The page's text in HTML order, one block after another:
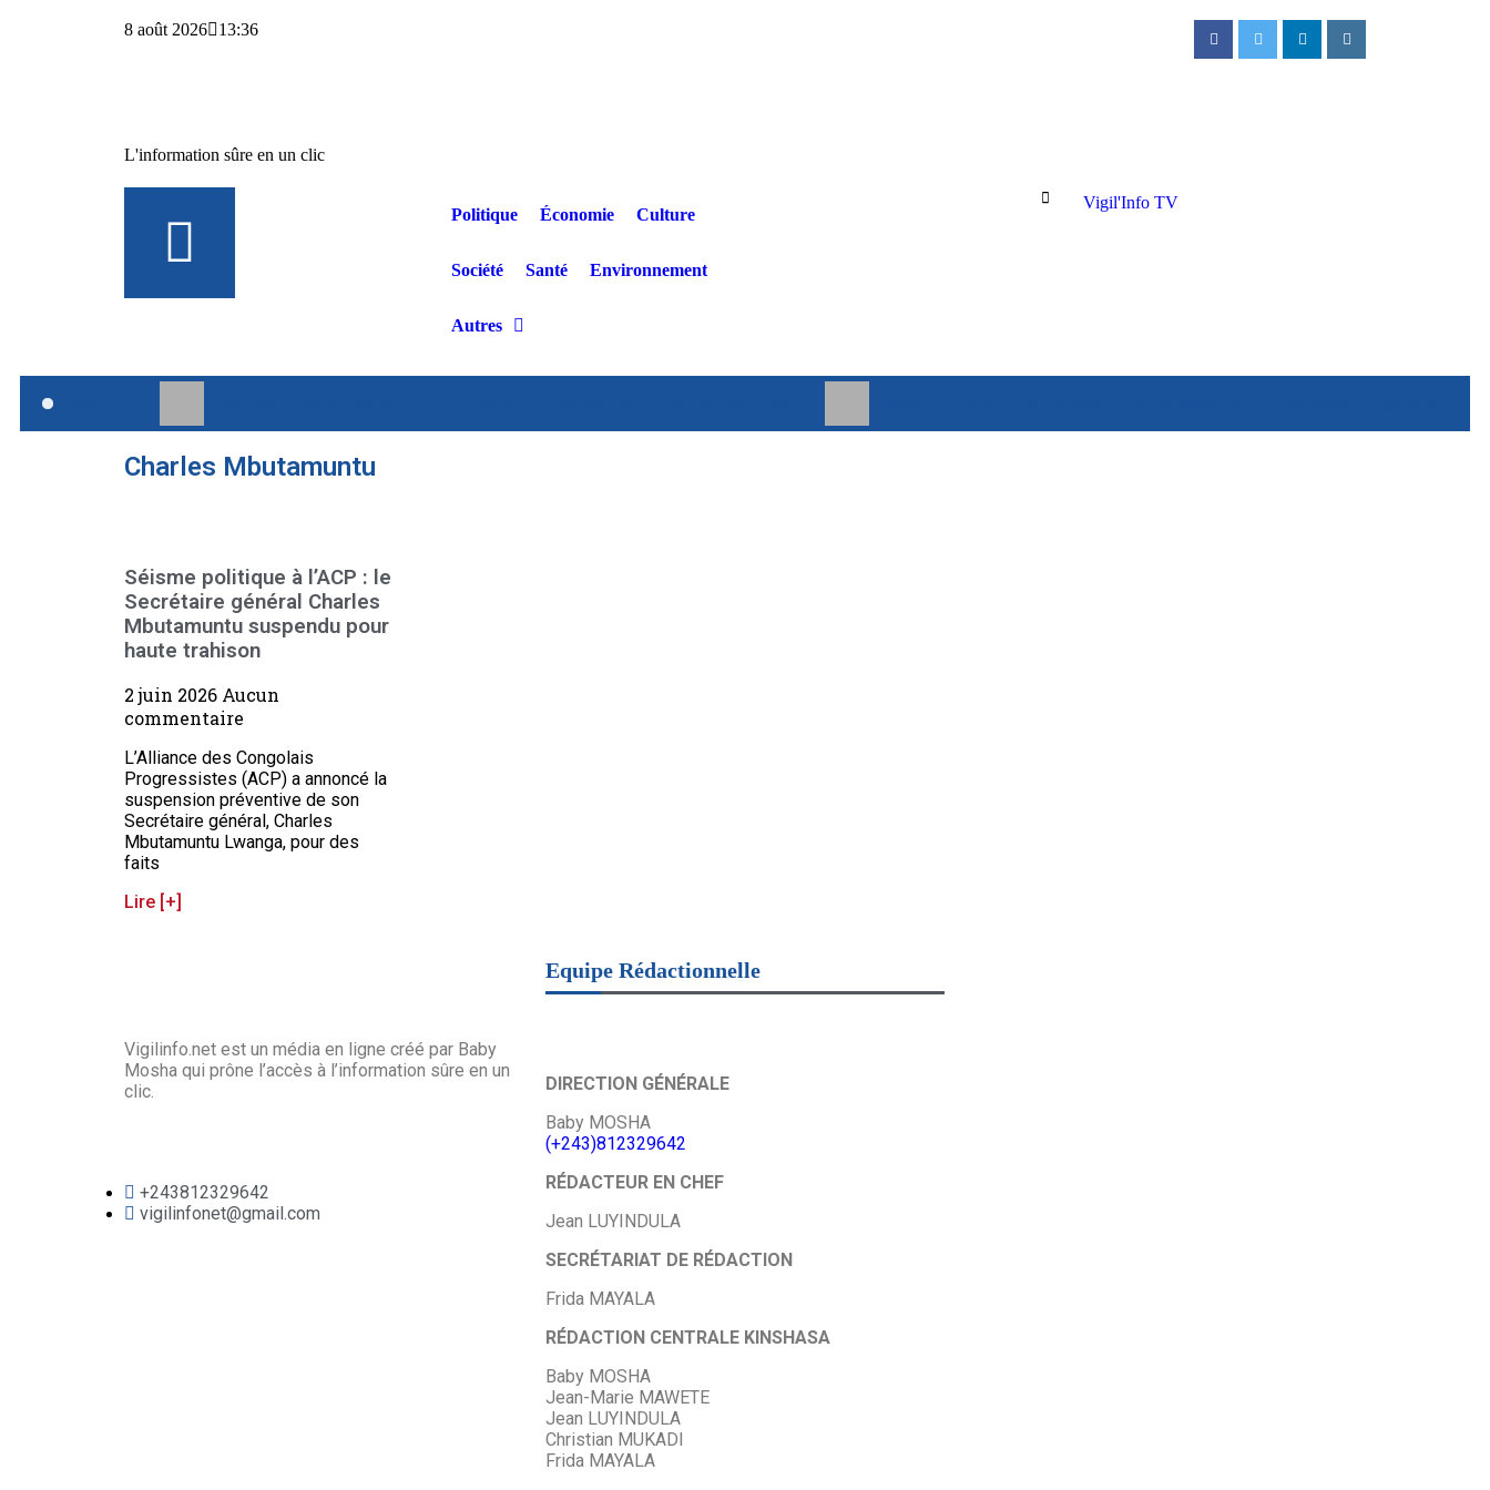
8 août 2026 13:36
L'information sûre en un clic
Politique Économie Culture
Société Santé Environnement
Autres
Vigil'Info TV
Charles Mbutamuntu
Séisme politique à l’ACP : le
Secrétaire général Charles
Mbutamuntu suspendu pour
haute trahison
2 juin 2026 Aucun
commentaire
L’Alliance des Congolais
Progressistes (ACP) a annoncé la
suspension préventive de son
Secrétaire général, Charles
Mbutamuntu Lwanga, pour des
faits
Lire [+]
Vigilinfo.net est un média en ligne créé par Baby
Mosha qui prône l’accès à l’information sûre en un
clic.
+243812329642
vigilinfonet@gmail.com
Equipe Rédactionnelle
DIRECTION GÉNÉRALE
Baby MOSHA
(+243)812329642
RÉDACTEUR EN CHEF
Jean LUYINDULA
SECRÉTARIAT DE RÉDACTION
Frida MAYALA
RÉDACTION CENTRALE KINSHASA
Baby MOSHA
Jean-Marie MAWETE
Jean LUYINDULA
Christian MUKADI
Frida MAYALA